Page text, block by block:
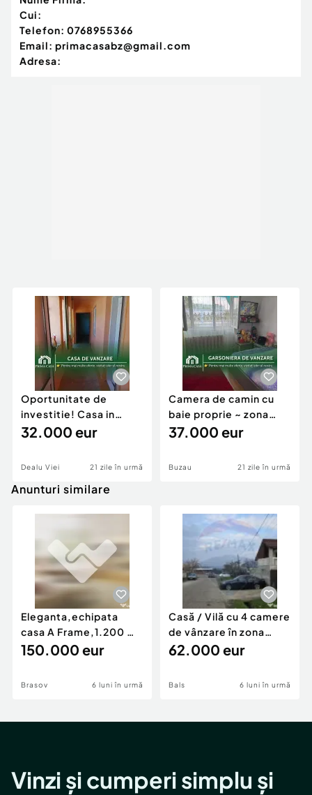
Cui:
Telefon: 0768955366
Email: primacasabz@gmail.com
Adresa:
Oportunitate de
investitie! Casa in
Dealu Viei – Merei/BZ ~
32.000 eur
Dealu Viei 21 zile în urmă
Camera de camin cu
baie proprie ~ zona
Brosteni/Contactoare
37.000 eur
Buzau 21 zile în urmă
Anunturi similare
Eleganta,echipata
casa A Frame,1.200 mp
teren,deschidere Pia
150.000 eur
Brasov 6 luni în urmă
Casă / Vilă cu 4 camere
de vânzare în zona
Periferie
62.000 eur
Bals 6 luni în urmă
Vinzi și cumperi simplu și